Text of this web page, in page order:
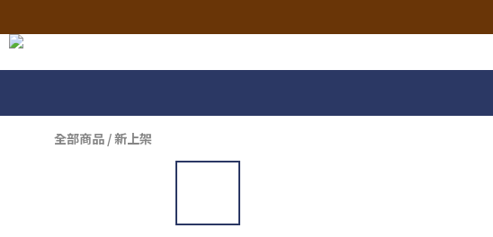
全部商品 /新上架